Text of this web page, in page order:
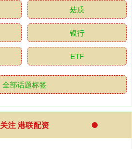
菇质
银行
ETF
全部话题标签
关注 港联配资